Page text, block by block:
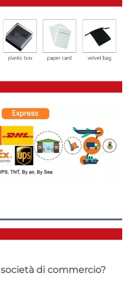
società di commercio?